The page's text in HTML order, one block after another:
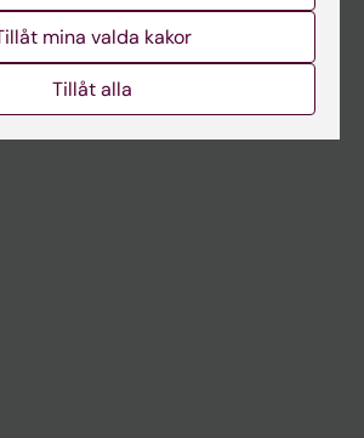
mina valda kakor
Tillåt alla